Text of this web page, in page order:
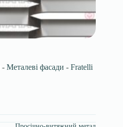
- Металеві фасади - Fratelli